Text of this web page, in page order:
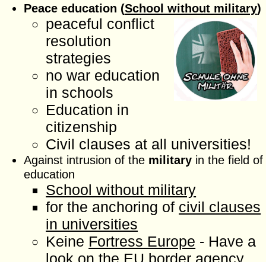
Peace education (School without military)
peaceful conflict
resolution
strategies
no war education
in schools
Education in
citizenship
Civil clauses at all universities!
Against intrusion of the militaryin the field of
education
School without military
for the anchoring of civil clauses
in universities
Keine Fortress Europe - Have a
look on the EU border agency